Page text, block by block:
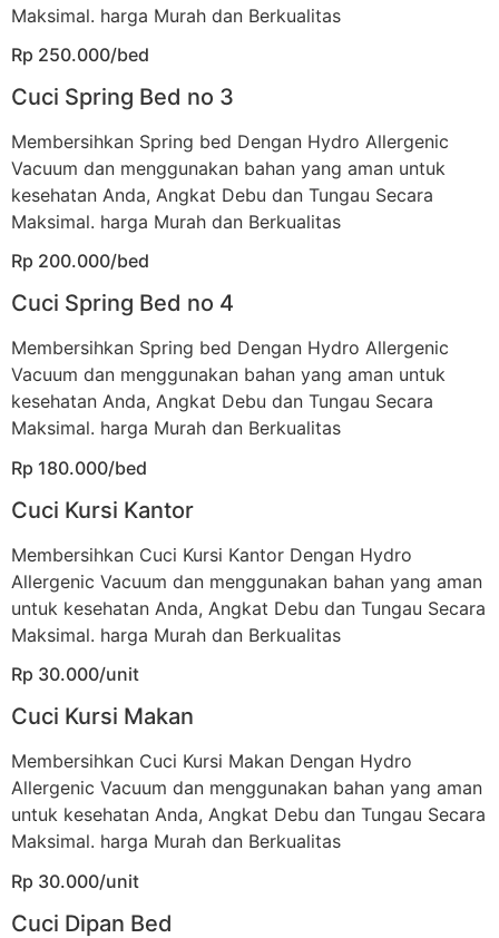
Maksimal. harga Murah dan Berkualitas
Rp 250.000/bed
Cuci Spring Bed no 3
Membersihkan Spring bed Dengan Hydro Allergenic
Vacuum dan menggunakan bahan yang aman untuk
kesehatan Anda, Angkat Debu dan Tungau Secara
Maksimal. harga Murah dan Berkualitas
Rp 200.000/bed
Cuci Spring Bed no 4
Membersihkan Spring bed Dengan Hydro Allergenic
Vacuum dan menggunakan bahan yang aman untuk
kesehatan Anda, Angkat Debu dan Tungau Secara
Maksimal. harga Murah dan Berkualitas
Rp 180.000/bed
Cuci Kursi Kantor
Membersihkan Cuci Kursi Kantor Dengan Hydro
Allergenic Vacuum dan menggunakan bahan yang aman
untuk kesehatan Anda, Angkat Debu dan Tungau Secara
Maksimal. harga Murah dan Berkualitas
Rp 30.000/unit
Cuci Kursi Makan
Membersihkan Cuci Kursi Makan Dengan Hydro
Allergenic Vacuum dan menggunakan bahan yang aman
untuk kesehatan Anda, Angkat Debu dan Tungau Secara
Maksimal. harga Murah dan Berkualitas
Rp 30.000/unit
Cuci Dipan Bed